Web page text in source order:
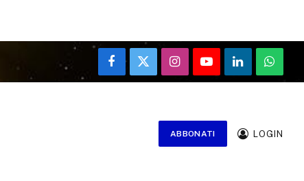
Facebook
X
(Twitter)
InstagramYouTubeLinkedIn
ABBONATI LOGIN